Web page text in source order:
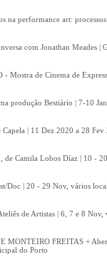
na performance art:
com Jonathan Meades |
- Mostra de Cinema de
produção Bestiário | 7-10
Capela | 11 Dez 2020 a 28
, de Camila Lobos Díaz | 10 -
Doc | 20 - 29 Nov, vários
de Artistas | 6, 7 e 8
MONTEIRO FREITAS +
do Porto